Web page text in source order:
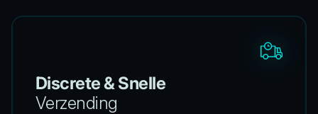
Discrete & Snelle
Verzending